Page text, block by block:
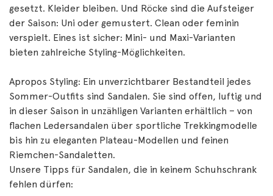
gesetzt. Kleider bleiben. Und Röcke sind die Aufsteiger
der Saison: Uni oder gemustert. Clean oder feminin
verspielt. Eines ist sicher: Mini- und Maxi-Varianten
bieten zahlreiche Styling-Möglichkeiten.
Apropos Styling: Ein unverzichtbarer Bestandteil jedes
Sommer-Outfits sind Sandalen. Sie sind offen, luftig und
in dieser Saison in unzähligen Varianten erhältlich – von
flachen Ledersandalen über sportliche Trekkingmodelle
bis hin zu eleganten Plateau-Modellen und feinen
Riemchen-Sandaletten.
Unsere Tipps für Sandalen, die in keinem Schuhschrank
fehlen dürfen: